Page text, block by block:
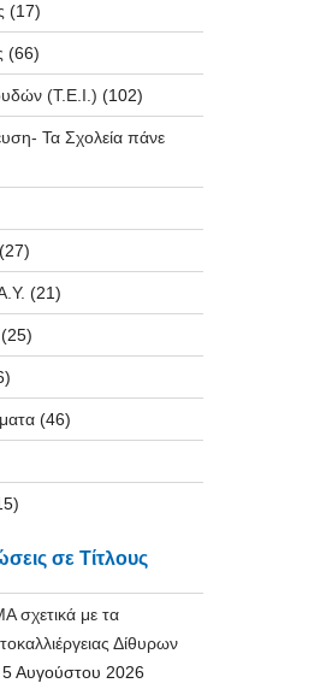
(17)
(66)
(T.E.I.) (102)
Τα Σχολεία πάνε
(21)
(25)
(46)
σε Τίτλους
σχετικά με τα
Δίθυρων
5 Αυγούστου 2026